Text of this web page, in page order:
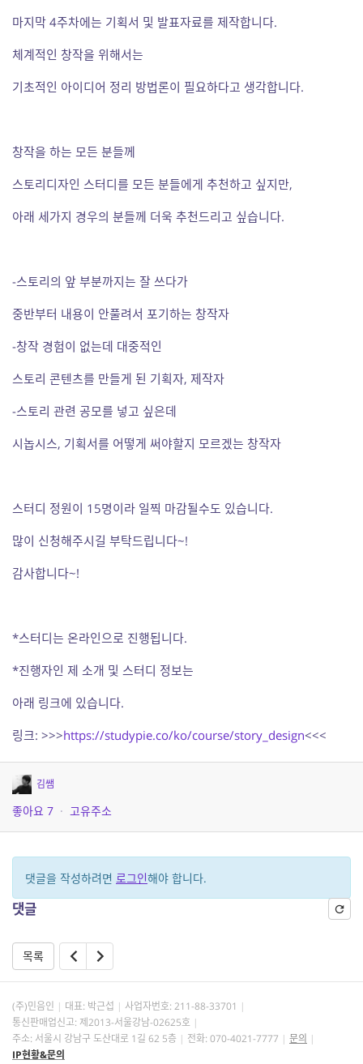
마지막 4주차에는 기획서 및 발표자료를 제작합니다.
체계적인 창작을 위해서는
기초적인 아이디어 정리 방법론이 필요하다고 생각합니다.
창작을 하는 모든 분들께
스토리디자인 스터디를 모든 분들에게 추천하고 싶지만,
아래 세가지 경우의 분들께 더욱 추천드리고 싶습니다.
-스토리의 앞 부분까지는 잘 쓰다가
중반부터 내용이 안풀려서 포기하는 창작자
-창작 경험이 없는데 대중적인
스토리 콘텐츠를 만들게 된 기획자, 제작자
-스토리 관련 공모를 넣고 싶은데
시놉시스, 기획서를 어떻게 써야할지 모르겠는 창작자
스터디 정원이 15명이라 일찍 마감될수도 있습니다.
많이 신청해주시길 부탁드립니다~!
감사합니다~!
*스터디는 온라인으로 진행됩니다.
*진행자인 제 소개 및 스터디 정보는
아래 링크에 있습니다.
링크: >>>https://studypie.co/ko/course/story_design<<<
김쌤
좋아요 7 · 고유주소
댓글을 작성하려면 로그인해야 합니다.
댓글
목록
(주)민음인 대표: 박근섭 사업자번호: 211-88-33701
통신판매업신고: 제2013-서울강남-02625호
주소: 서울시 강남구 도산대로 1길 62 5층
전화: 070-4021-7777
문의
IP현황&문의